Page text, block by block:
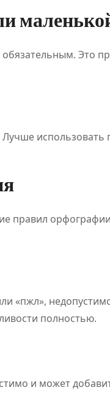
Это
правил
«пжл»,
полностью.
и может